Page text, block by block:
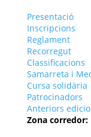
Presentació
Inscripcions
Reglament
Recorregut
Classificacions
Samarreta i
Cursa solidària
Patrocinadors
Anteriors
Zona corredor: